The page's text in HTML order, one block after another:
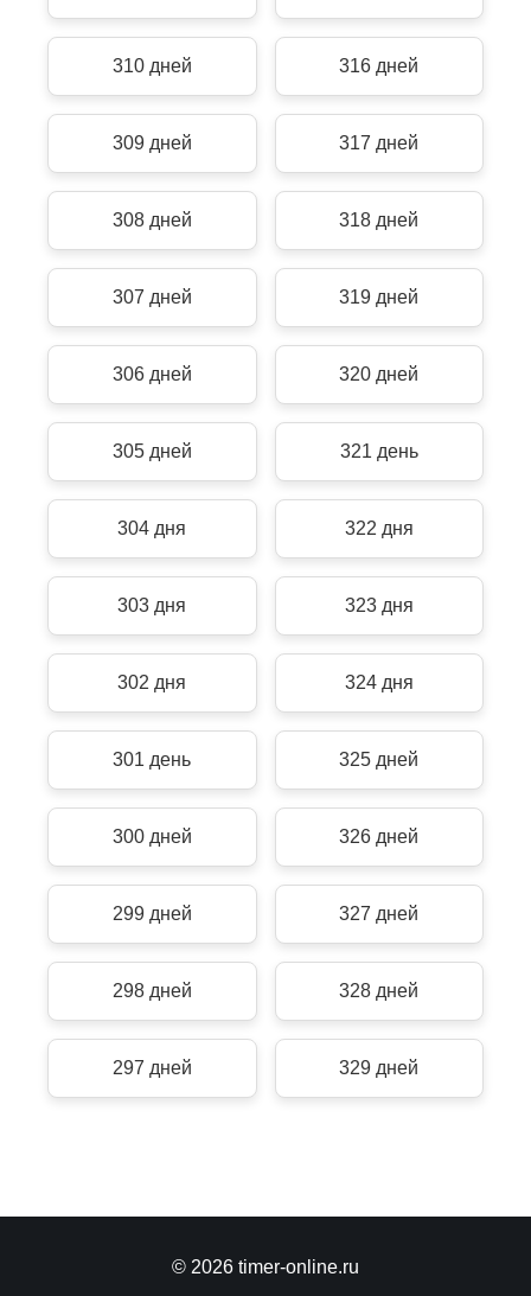
310 дней 316 дней
309 дней 317 дней
308 дней 318 дней
307 дней 319 дней
306 дней 320 дней
305 дней 321 день
304 дня 322 дня
303 дня 323 дня
302 дня 324 дня
301 день 325 дней
300 дней 326 дней
299 дней 327 дней
298 дней 328 дней
297 дней 329 дней
© 2026 timer-online.ru